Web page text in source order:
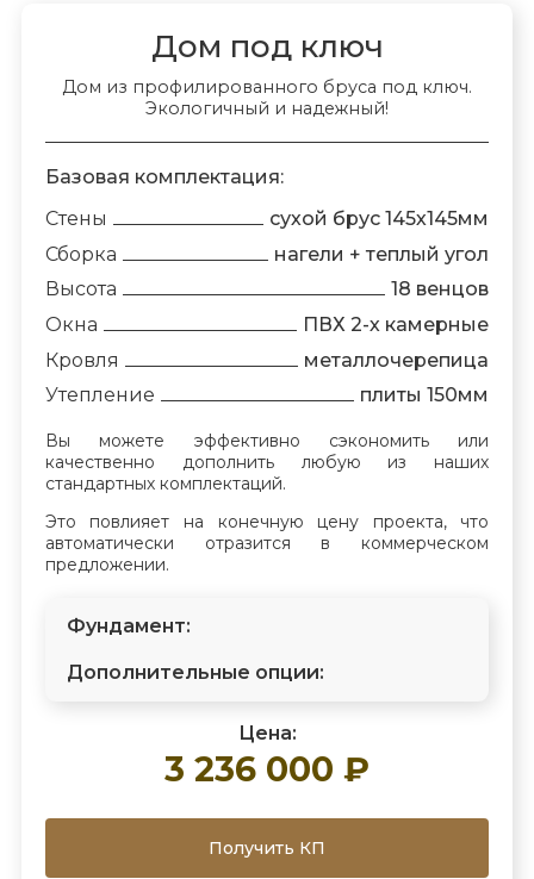
Дом под ключ
Дом из профилированного бруса под ключ.
Экологичный и надежный!
Базовая комплектация:
Стены
сухой брус 145х145мм
Сборка
нагели + теплый угол
Высота
18 венцов
Окна
ПВХ 2-х камерные
Кровля
металлочерепица
Утепление
плиты 150мм
Вы можете эффективно сэкономить или
качественно дополнить любую из наших
стандартных комплектаций.
Это повлияет на конечную цену проекта, что
автоматически отразится в коммерческом
предложении.
Фундамент:
Дополнительные опции:
Цена:
3 236 000 ₽
Получить КП